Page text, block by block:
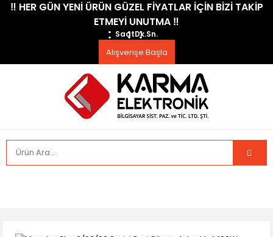
​‼️​ HER GÜN YENİ ÜRÜN GÜZEL FİYATLAR İÇİN BİZİ TAKİP
ETMEYİ UNUTMA ​‼️​
SaatDk.Sn.
Alışverişe Başla